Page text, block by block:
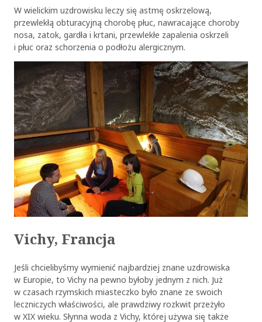
W wielickim uzdrowisku leczy się astmę oskrzelową,
przewlekłą obturacyjną chorobę płuc, nawracające choroby
nosa, zatok, gardła i krtani, przewlekłe zapalenia oskrzeli
i płuc oraz schorzenia o podłożu alergicznym.
Vichy, Francja
Jeśli chcielibyśmy wymienić najbardziej znane uzdrowiska
w Europie, to Vichy na pewno byłoby jednym z nich. Już
w czasach rzymskich miasteczko było znane ze swoich
leczniczych właściwości, ale prawdziwy rozkwit przeżyło
w XIX wieku. Słynna woda z Vichy, której używa się także